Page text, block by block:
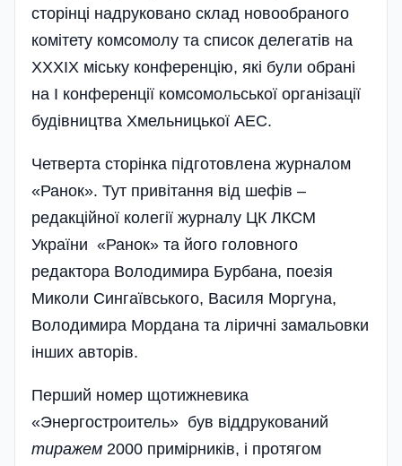
сторінці надруковано склад новообраного
комітету комсомолу та список делегатів на
ХХХІХ міську конференцію, які були обрані
на І конференції комсомольської організації
будівництва Хмельницької АЕС.
Четверта сторінка підготовлена журналом
«Ранок». Тут привітання від шефів –
редакційної колегії журналу ЦК ЛКСМ
України «Ранок» та його головного
редактора Володимира Бурбана, поезія
Миколи Сингаївського, Василя Моргуна,
Володимира Мордана та ліричні замальовки
інших авторів.
Перший номер щотижневика
«Энергостроитель» був віддрукований
тиражем 2000 примірників, і протягом